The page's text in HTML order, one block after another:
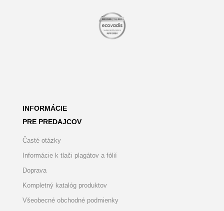
INFORMÁCIE
PRE PREDAJCOV
Časté otázky
Informácie k tlači plagátov a fólií
Doprava
Kompletný katalóg produktov
Všeobecné obchodné podmienky